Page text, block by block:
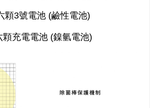
顆3號電池 (鹼性電池)
顆充電電池 (鎳氫電池)